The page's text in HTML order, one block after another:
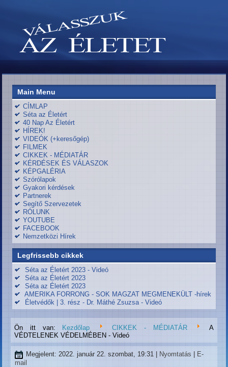
Main Menu
CÍMLAP
Séta az Életért
40 Nap Az Életért
HÍREK!
VIDEÓK (+keresőgép)
FILMEK
CIKKEK - MÉDIATÁR
KÉRDÉSEK ÉS VÁLASZOK
KÉPGALÉRIA
Szórólapok
Gyakori kérdések
Partnerek
Segítő Szervezetek
RÓLUNK
YOUTUBE
FACEBOOK
Nemzetközi Hírek
Legfrissebb cikkek
Séta az Életért 2023 - Videó
Séta az Életért 2023
Séta az Életért 2023
AMERIKA FORRONG - SOK MAGZAT MEGMENEKÜLT -hírek
Életvédők | 3. rész - Dr. Máthé Zsuzsa - Videó
Ön itt van: Kezdőlap CIKKEK - MÉDIATÁR
A
VÉDTELENEK VÉDELMÉBEN - Videó
Megjelent: 2022. január 22. szombat, 19:31 Nyomtatás
E-
mail